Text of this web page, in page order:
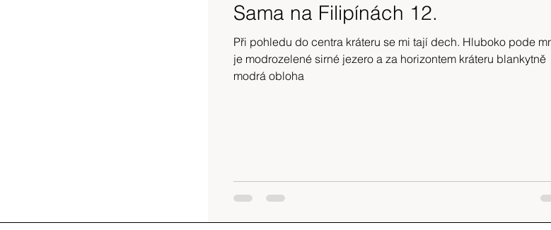
Sama na Filipínách 12.
Při pohledu do centra kráteru se mi tají dech. Hluboko pode
je modrozelené sirné jezero a za horizontem kráteru blankytně
modrá obloha